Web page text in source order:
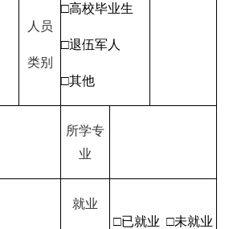
人员
类别
□高校毕业生
□退伍军人
□其他
所学专
业
就业
□已就业 □未就业